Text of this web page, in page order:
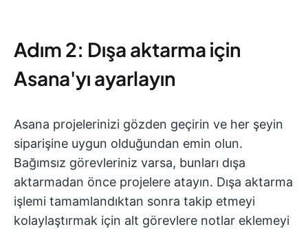
Adım 2: Dışa aktarma için
Asana'yı ayarlayın
Asana projelerinizi gözden geçirin ve her şeyin
siparişine uygun olduğundan emin olun.
Bağımsız görevleriniz varsa, bunları dışa
aktarmadan önce projelere atayın. Dışa aktarma
işlemi tamamlandıktan sonra takip etmeyi
kolaylaştırmak için alt görevlere notlar eklemeyi